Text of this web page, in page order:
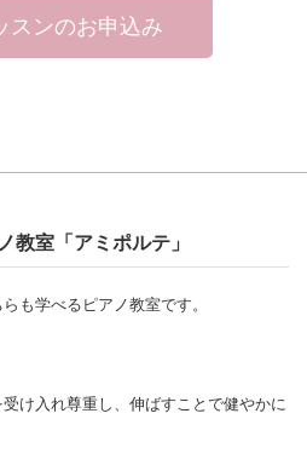
スンのお申込み
教室「アミポルテ」
も学べるピアノ教室です。
け入れ尊重し、伸ばすことで健やかに